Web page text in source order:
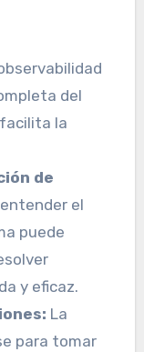
del
la
de
el
puede
y eficaz.
La
para tomar